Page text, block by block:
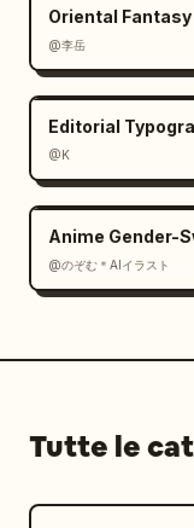
Oriental
@李岳
Editorial
@K
Anime Gender-
@のぞむ＊AIイラスト
Tutte le